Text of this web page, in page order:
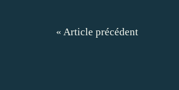
« Article précédent